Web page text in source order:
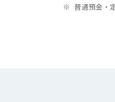
※ 普通預金・